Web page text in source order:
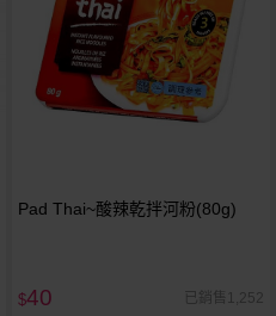
Pad Thai~酸辣乾拌河粉(80g)
$40 已銷售1,252